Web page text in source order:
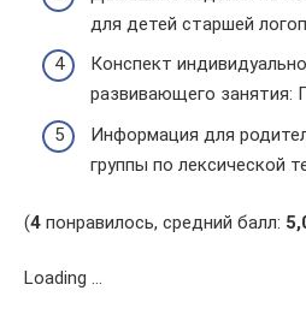
для детей старшей
Конспект
развивающего занятия:
Информация для
группы по лексической
(4 понравилось, средний балл:
Loading …